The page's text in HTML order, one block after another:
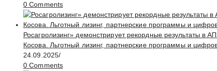
0 Comments
Росагролизинг» демонстрирует рекордные результаты в
Косова. Льготный лизинг, партнерские программы и
24.09.2025/
0 Comments